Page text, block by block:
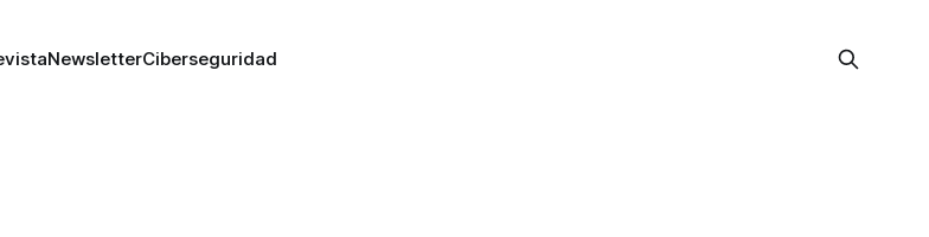
NewsletterCiberseguridad